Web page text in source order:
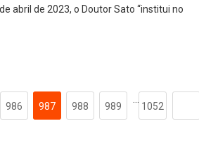
abril de 2023, o Doutor Sato “institui no
986 987 988 989 1052